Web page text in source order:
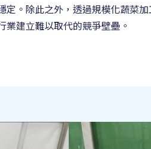
。除此之外，透過規模化蔬菜
建立難以取代的競爭壁壘。